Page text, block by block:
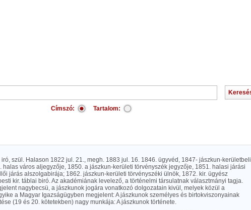
Címszó: Tartalom:
iró, szül. Halason 1822 jul. 21., megh. 1883 jul. 16. 1846. ügyvéd, 1847- jászkun-kerületbeli
halas város aljegyzője, 1850. a jászkun-kerületi törvényszék jegyzője, 1851. halasi járási
járás alszolgabirája; 1862. jászkun-kerületi törvényszéki ülnök, 1872. kir. ügyész
kir. táblai biró. Az akadémiának levelező, a történelmi társulatnak választmányi tagja.
nagybecsü, a jászkunok jogára vonatkozó dolgozatain kivül, melyek közül a
a Magyar Igazságügyben megjelent: A jászkunok személyes és birtokviszonyainak
(19 és 20. kötetekben) nagy munkája: A jászkunok története.